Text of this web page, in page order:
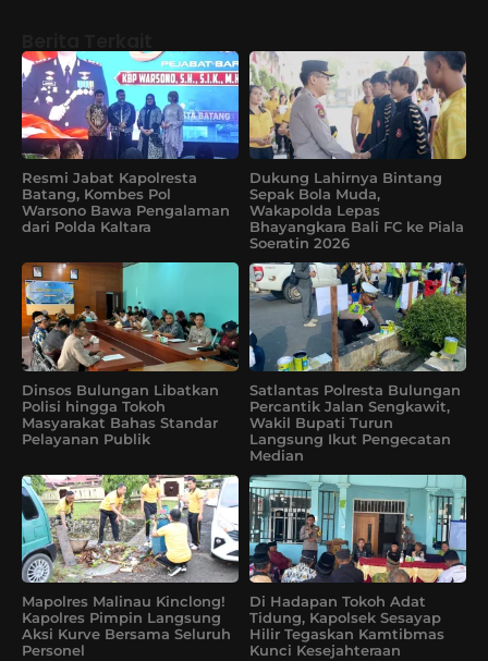
Resmi Jabat Kapolresta
Batang, Kombes Pol
Warsono Bawa Pengalaman
dari Polda Kaltara
Dukung Lahirnya Bintang
Sepak Bola Muda,
Wakapolda Lepas
Bhayangkara Bali FC ke Piala
Soeratin 2026
Dinsos Bulungan Libatkan
Polisi hingga Tokoh
Masyarakat Bahas Standar
Pelayanan Publik
Satlantas Polresta Bulungan
Percantik Jalan Sengkawit,
Wakil Bupati Turun
Langsung Ikut Pengecatan
Median
Mapolres Malinau Kinclong!
Kapolres Pimpin Langsung
Aksi Kurve Bersama Seluruh
Personel
Di Hadapan Tokoh Adat
Tidung, Kapolsek Sesayap
Hilir Tegaskan Kamtibmas
Kunci Kesejahteraan